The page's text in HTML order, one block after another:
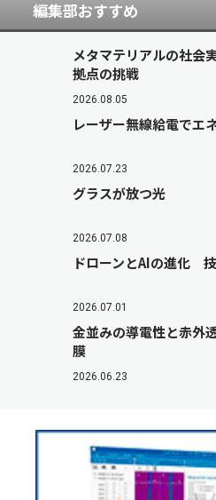
編集部おすすめ
メタマテリアルの社
拠点の挑戦
2026.08.05
レーザー無線給電でエ
2026.07.23
グラスが放つ光
2026.07.08
ドローンとAIの進化
2026.07.01
金並みの導電性と赤外
膜
2026.06.23